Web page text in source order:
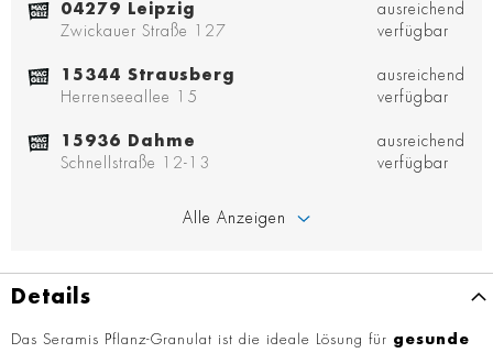
04279 Leipzig
Zwickauer Straße 127
ausreichend
verfügbar
15344 Strausberg
Herrenseeallee 15
ausreichend
verfügbar
15936 Dahme
Schnellstraße 12-13
ausreichend
verfügbar
Alle Anzeigen
Details
Das Seramis Pflanz-Granulat ist die ideale Lösung für gesunde